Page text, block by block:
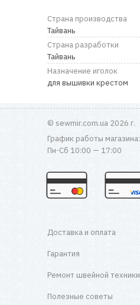
насСтрана производства
Тайвань
Страна разработки
Тайвань
Назначение иголок
для вышивки крестом
© sewmir.com.ua 2026 г.
График работы магазина:
Пн-Сб 10:00 — 17:00
Доставка и оплата
Гарантия
Ремонт швейной техники
Полезные советы